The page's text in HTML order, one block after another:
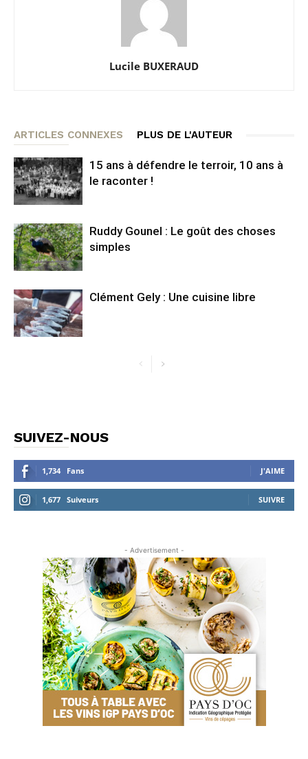
Lucile BUXERAUD
ARTICLES CONNEXES PLUS DE L'AUTEUR
15 ans à défendre le terroir, 10 ans à
le raconter !
Ruddy Gounel : Le goût des choses
simples
Clément Gely : Une cuisine libre
SUIVEZ-NOUS
1,734 Fans J'AIME
1,677 Suiveurs SUIVRE
- Advertisement -